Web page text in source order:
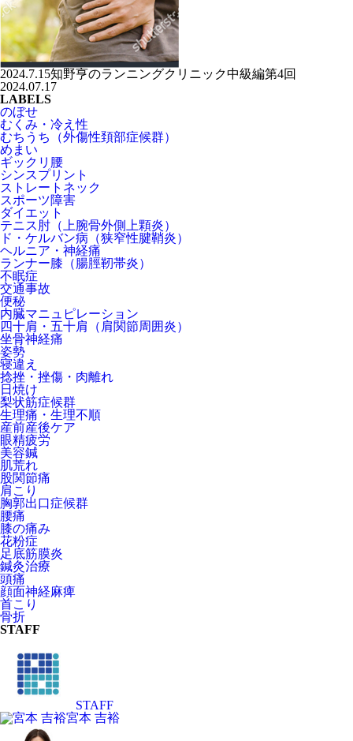
2024.7.15知野亨のランニングクリニック中級編第4回
2024.07.17
LABELS
のぼせ
むくみ・冷え性
むちうち（外傷性頚部症候群）
めまい
ギックリ腰
シンスプリント
ストレートネック
スポーツ障害
ダイエット
テニス肘（上腕骨外側上顆炎）
ド・ケルバン病（狭窄性腱鞘炎）
ヘルニア・神経痛
ランナー膝（腸脛靭帯炎）
不眠症
交通事故
便秘
内臓マニュピレーション
四十肩・五十肩（肩関節周囲炎）
坐骨神経痛
姿勢
寝違え
捻挫・挫傷・肉離れ
日焼け
梨状筋症候群
生理痛・生理不順
産前産後ケア
眼精疲労
美容鍼
肌荒れ
股関節痛
肩こり
胸郭出口症候群
腰痛
膝の痛み
花粉症
足底筋膜炎
鍼灸治療
頭痛
顔面神経麻痺
首こり
骨折
STAFF
STAFF
宮本 吉裕